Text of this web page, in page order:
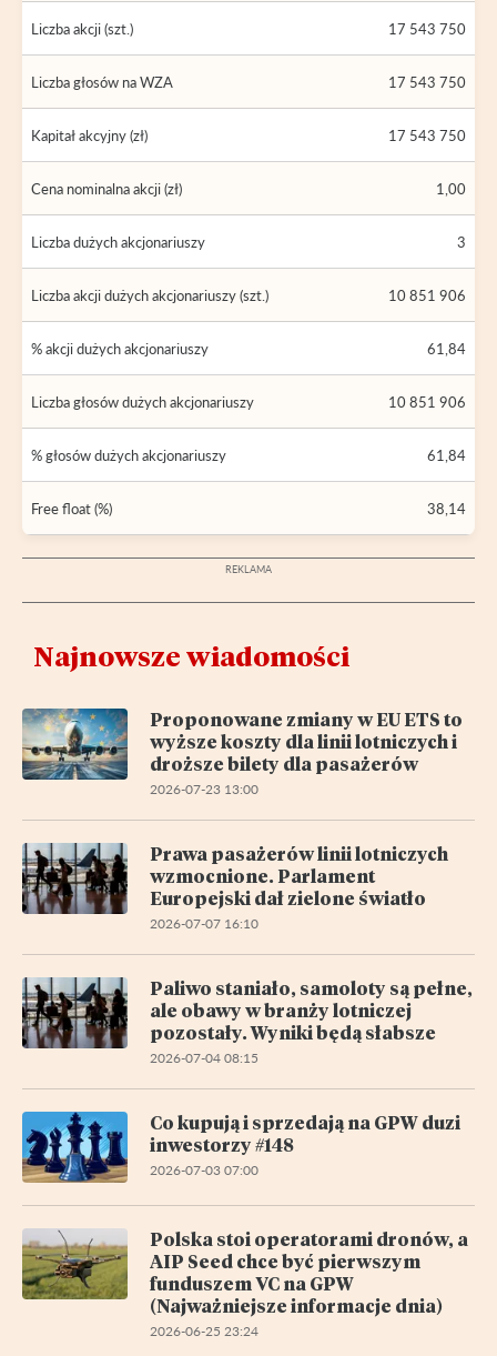
Liczba akcji (szt.) 17 543 750
Liczba głosów na WZA 17 543 750
Kapitał akcyjny (zł) 17 543 750
Cena nominalna akcji (zł) 1,00
Liczba dużych akcjonariuszy 3
Liczba akcji dużych akcjonariuszy (szt.) 10 851 906
% akcji dużych akcjonariuszy 61,84
Liczba głosów dużych akcjonariuszy 10 851 906
% głosów dużych akcjonariuszy 61,84
Free float (%) 38,14
Najnowsze wiadomości
Proponowane zmiany w EU ETS to
wyższe koszty dla linii lotniczych i
droższe bilety dla pasażerów
2026-07-23 13:00
Prawa pasażerów linii lotniczych
wzmocnione. Parlament
Europejski dał zielone światło
2026-07-07 16:10
Paliwo staniało, samoloty są pełne,
ale obawy w branży lotniczej
pozostały. Wyniki będą słabsze
2026-07-04 08:15
Co kupują i sprzedają na GPW duzi
inwestorzy #148
2026-07-03 07:00
Polska stoi operatorami dronów, a
AIP Seed chce być pierwszym
funduszem VC na GPW
(Najważniejsze informacje dnia)
2026-06-25 23:24